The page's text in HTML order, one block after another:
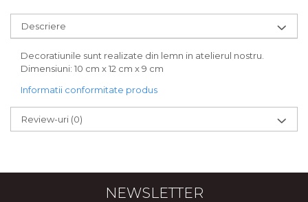
CERCEI ZAMAC
Descriere
Decoratiunile sunt realizate din lemn in atelierul nostru.
Dimensiuni: 10 cm x 12 cm x 9 cm
Informatii conformitate produs
Review-uri (0)
NEWSLETTER